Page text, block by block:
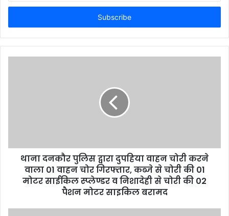
Email
थाना दनकौर पुलिस द्वारा दुपहिया वाहन चोरी करने
वाला 01 वाहन चोर गिरफ्तार, कब्जे से चोरी की 01
मोटर साईकिल स्प्लेण्डर व निशादेही से चोरी की 02
पैशन मोटर साइकिल बरामद